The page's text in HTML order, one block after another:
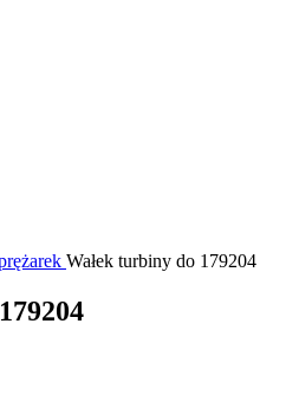
Wałek turbiny do 179204